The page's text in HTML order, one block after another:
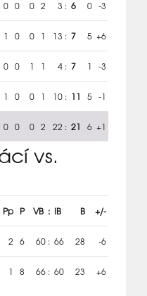
0 0 0 2 3 : 6 0 -3
1 0 0 1 13 : 7 5 +6
0 0 1 1 4 : 7 1 -3
1 0 0 1 10 : 11 5 -1
0 0 0 2 22 : 21 6 +1
vs.
Pp P VB : IB B +/-
2 6 60 : 66 28 -6
1 8 66 : 60 23 +6